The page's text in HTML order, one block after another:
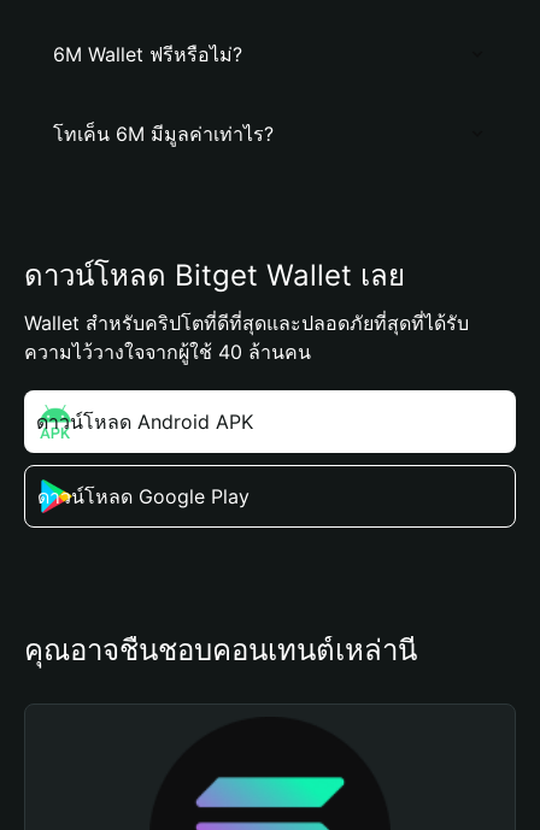
6M Wallet ฟรีหรือไม่?
โทเค็น 6M มีมูลค่าเท่าไร?
ดาวน์โหลด Bitget Wallet เลย
Wallet สำหรับคริปโตที่ดีที่สุดและปลอดภัยที่สุดที่ได้รับ
ความไว้วางใจจากผู้ใช้ 40 ล้านคน
ดาวน์โหลด Android APK
ดาวน์โหลด Google Play
คุณอาจชื่นชอบคอนเทนต์เหล่านี้